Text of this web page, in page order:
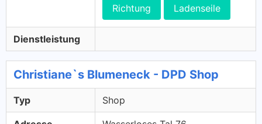
Richtung Ladenseile
Dienstleistung
Christiane`s Blumeneck - DPD Shop
Typ Shop